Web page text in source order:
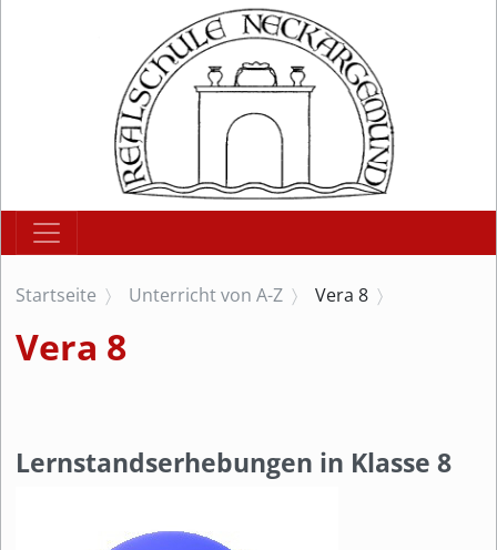
Startseite Unterricht von A-Z Vera 8
Vera 8
Lernstandserhebungen in Klasse 8